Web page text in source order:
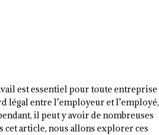
est essentiel pour toute entreprise
légal entre l’employeur et l’employé,
il peut y avoir de nombreuses
cet article, nous allons explorer ces